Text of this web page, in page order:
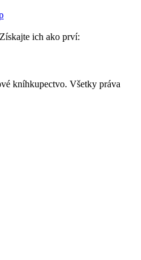
ich ako prví:
kníhkupectvo. Všetky práva